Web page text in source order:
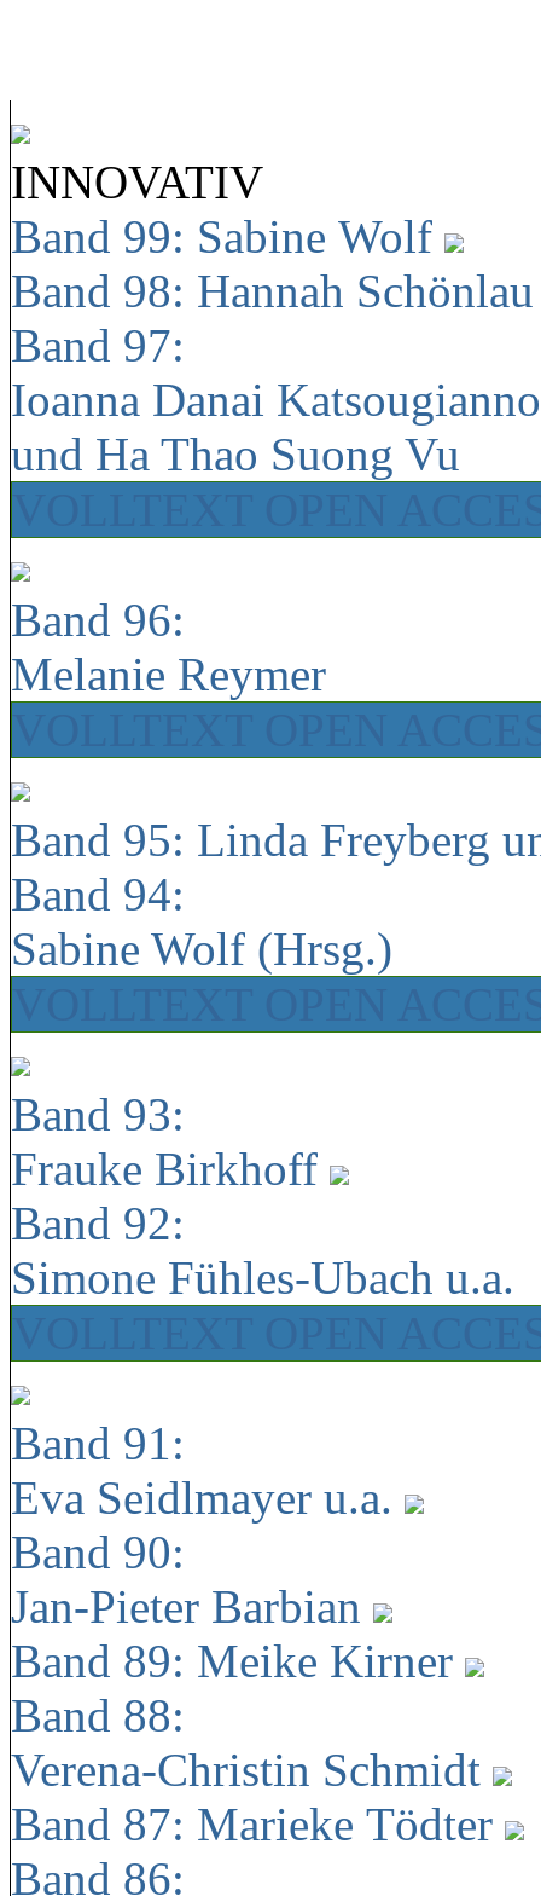
INNOVATIV
Band 99: Sabine Wolf
Band 98: Hannah
Band 97:
Ioanna Danai
und Ha Thao Suong Vu
Band 96:
Melanie Reymer
Band 95: Linda Freyberg
Band 94:
Sabine Wolf (Hrsg.)
Band 93:
Frauke Birkhoff
Band 92:
Simone Fühles-Ubach u.a.
Band 91:
Eva Seidlmayer u.a.
Band 90:
Jan-Pieter Barbian
Band 89: Meike Kirner
Band 88:
Verena-Christin Schmidt
Band 87: Marieke Tödter
Band 86: